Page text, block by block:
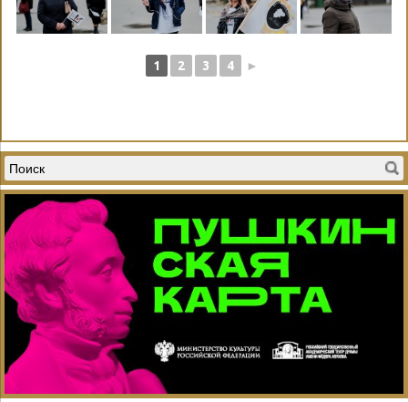
1 2 3 4 ►